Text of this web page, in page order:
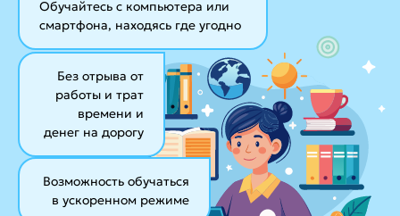
Обучайтесь с компьютера или
смартфона, находясь где угодно
Возможность обучаться
в ускоренном режиме
Без отрыва от
работы и трат
времени и
денег на дорогу